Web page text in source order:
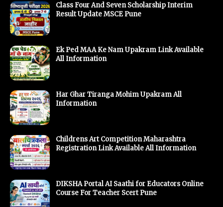
Class Four And Seven Scholarship Interim
Result Update MSCE Pune
Ek Ped MAA Ke Nam Upakram Link Available
All Information
Har Ghar Tiranga Mohim Upakram All
Information
Childrens Art Competition Maharashtra
Registration Link Available All Information
DIKSHA Portal AI Saathi for Educators Online
Course For Teacher Scert Pune